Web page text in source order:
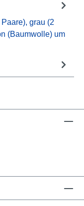
grau (2
(Baumwolle) um